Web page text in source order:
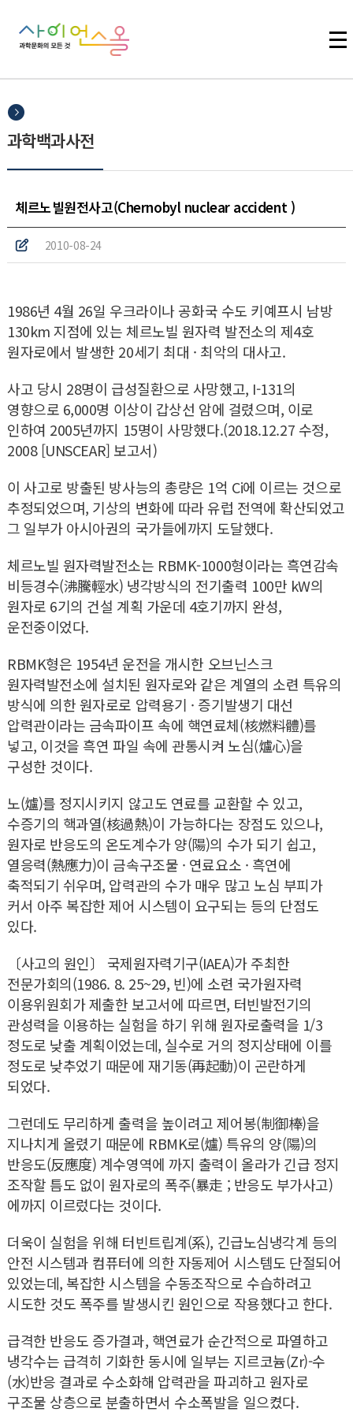
과학백과사전
체르노빌원전사고(Chernobyl nuclear accident )
2010-08-24
1986년 4월 26일 우크라이나 공화국 수도 키예프시 남방
130km 지점에 있는 체르노빌 원자력 발전소의 제4호
원자로에서 발생한 20세기 최대 · 최악의 대사고.
사고 당시 28명이 급성질환으로 사망했고, I-131의
영향으로 6,000명 이상이 갑상선 암에 걸렸으며, 이로
인하여 2005년까지 15명이 사망했다.(2018.12.27 수정,
2008 [UNSCEAR] 보고서)
이 사고로 방출된 방사능의 총량은 1억 Ci에 이르는 것으로
추정되었으며, 기상의 변화에 따라 유럽 전역에 확산되었고
그 일부가 아시아권의 국가들에까지 도달했다.
체르노빌 원자력발전소는 RBMK-1000형이라는 흑연감속
비등경수(沸騰輕水) 냉각방식의 전기출력 100만 kW의
원자로 6기의 건설 계획 가운데 4호기까지 완성,
운전중이었다.
RBMK형은 1954년 운전을 개시한 오브닌스크
원자력발전소에 설치된 원자로와 같은 계열의 소련 특유의
방식에 의한 원자로로 압력용기 · 증기발생기 대선
압력관이라는 금속파이프 속에 핵연료체(核燃料體)를
넣고, 이것을 흑연 파일 속에 관통시켜 노심(爐心)을
구성한 것이다.
노(爐)를 정지시키지 않고도 연료를 교환할 수 있고,
수증기의 핵과열(核過熱)이 가능하다는 장점도 있으나,
원자로 반응도의 온도계수가 양(陽)의 수가 되기 쉽고,
열응력(熱應力)이 금속구조물 · 연료요소 · 흑연에
축적되기 쉬우며, 압력관의 수가 매우 많고 노심 부피가
커서 아주 복잡한 제어 시스템이 요구되는 등의 단점도
있다.
〔사고의 원인〕 국제원자력기구(IAEA)가 주최한
전문가회의(1986. 8. 25~29, 빈)에 소련 국가원자력
이용위원회가 제출한 보고서에 따르면, 터빈발전기의
관성력을 이용하는 실험을 하기 위해 원자로출력을 1/3
정도로 낮출 계획이었는데, 실수로 거의 정지상태에 이를
정도로 낮추었기 때문에 재기동(再起動)이 곤란하게
되었다.
그런데도 무리하게 출력을 높이려고 제어봉(制御棒)을
지나치게 올렸기 때문에 RBMK로(爐) 특유의 양(陽)의
반응도(反應度) 계수영역에 까지 출력이 올라가 긴급 정지
조작할 틈도 없이 원자로의 폭주(暴走 ; 반응도 부가사고)
에까지 이르렀다는 것이다.
더욱이 실험을 위해 터빈트립계(系), 긴급노심냉각계 등의
안전 시스템과 컴퓨터에 의한 자동제어 시스템도 단절되어
있었는데, 복잡한 시스템을 수동조작으로 수습하려고
시도한 것도 폭주를 발생시킨 원인으로 작용했다고 한다.
급격한 반응도 증가결과, 핵연료가 순간적으로 파열하고
냉각수는 급격히 기화한 동시에 일부는 지르코늄(Zr)-수
(水)반응 결과로 수소화해 압력관을 파괴하고 원자로
구조물 상층으로 분출하면서 수소폭발을 일으켰다.